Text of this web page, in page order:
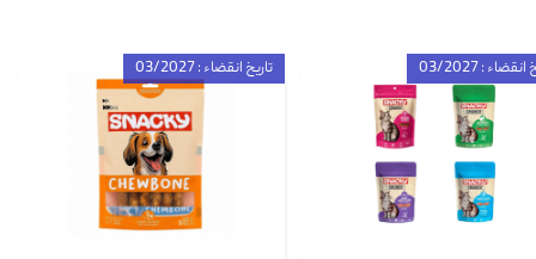
تاریخ انقضاء : 03/2027 : 03/2027